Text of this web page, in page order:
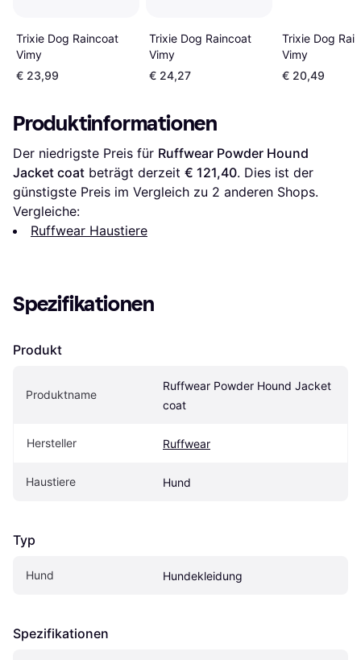
Trixie Dog Raincoat
Vimy
€ 23,99
Trixie Dog Raincoat
Vimy
€ 24,27
Trixie Dog
Vimy
€ 20,49
Produktinformationen
Der niedrigste Preis für Ruffwear Powder Hound
Jacket coat beträgt derzeit € 121,40. Dies ist der
günstigste Preis im Vergleich zu 2 anderen Shops.
Vergleiche:
Ruffwear Haustiere
Spezifikationen
Produkt
Produktname
Ruffwear Powder Hound Jacket
coat
Hersteller Ruffwear
Haustiere Hund
Typ
Hund Hundekleidung
Spezifikationen